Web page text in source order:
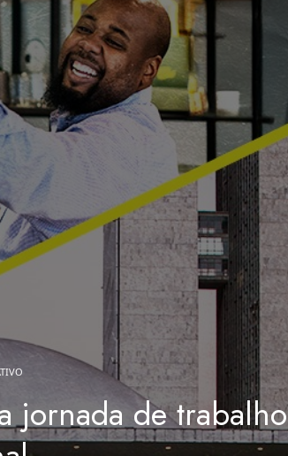
jornada de trabalho